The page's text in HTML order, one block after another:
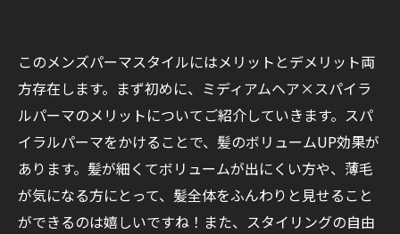
このメンズパーマスタイルにはメリットとデメリット両
方存在します。まず初めに、ミディアムヘア×スパイラ
ルパーマのメリットについてご紹介していきます。スパ
イラルパーマをかけることで、髪のボリュームUP効果が
あります。髪が細くてボリュームが出にくい方や、薄毛
が気になる方にとって、髪全体をふんわりと見せること
ができるのは嬉しいですね！また、スタイリングの自由